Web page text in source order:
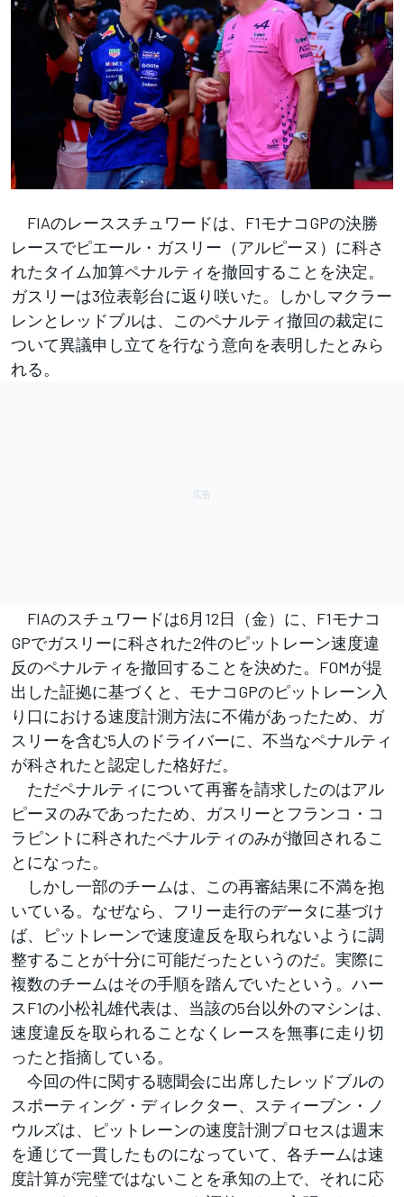
FIAのレーススチュワードは、F1モナコGPの決勝
レースでピエール・ガスリー（アルピーヌ）に科さ
れたタイム加算ペナルティを撤回することを決定。
ガスリーは3位表彰台に返り咲いた。しかしマクラー
レンとレッドブルは、このペナルティ撤回の裁定に
ついて異議申し立てを行なう意向を表明したとみら
れる。
FIAのスチュワードは6月12日（金）に、F1モナコ
GPでガスリーに科された2件のピットレーン速度違
反のペナルティを撤回することを決めた。FOMが提
出した証拠に基づくと、モナコGPのピットレーン入
り口における速度計測方法に不備があったため、ガ
スリーを含む5人のドライバーに、不当なペナルティ
が科されたと認定した格好だ。
ただペナルティについて再審を請求したのはアル
ピーヌのみであったため、ガスリーとフランコ・コ
ラピントに科されたペナルティのみが撤回されるこ
とになった。
しかし一部のチームは、この再審結果に不満を抱
いている。なぜなら、フリー走行のデータに基づけ
ば、ピットレーンで速度違反を取られないように調
整することが十分に可能だったというのだ。実際に
複数のチームはその手順を踏んでいたという。ハー
スF1の小松礼雄代表は、当該の5台以外のマシンは、
速度違反を取られることなくレースを無事に走り切
ったと指摘している。
今回の件に関する聴聞会に出席したレッドブルの
スポーティング・ディレクター、スティーブン・ノ
ウルズは、ピットレーンの速度計測プロセスは週末
を通じて一貫したものになっていて、各チームは速
度計算が完璧ではないことを承知の上で、それに応